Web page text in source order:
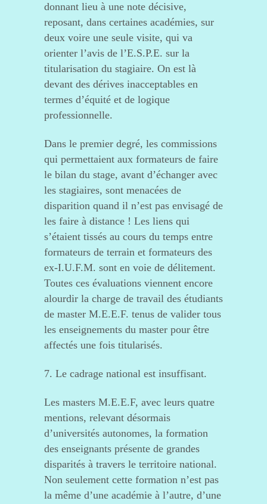
donnant lieu à une note décisive,
reposant, dans certaines académies, sur
deux voire une seule visite, qui va
orienter l’avis de l’E.S.P.E. sur la
titularisation du stagiaire. On est là
devant des dérives inacceptables en
termes d’équité et de logique
professionnelle.
Dans le premier degré, les commissions
qui permettaient aux formateurs de faire
le bilan du stage, avant d’échanger avec
les stagiaires, sont menacées de
disparition quand il n’est pas envisagé de
les faire à distance ! Les liens qui
s’étaient tissés au cours du temps entre
formateurs de terrain et formateurs des
ex-I.U.F.M. sont en voie de délitement.
Toutes ces évaluations viennent encore
alourdir la charge de travail des étudiants
de master M.E.E.F. tenus de valider tous
les enseignements du master pour être
affectés une fois titularisés.
7. Le cadrage national est insuffisant.
Les masters M.E.E.F, avec leurs quatre
mentions, relevant désormais
d’universités autonomes, la formation
des enseignants présente de grandes
disparités à travers le territoire national.
Non seulement cette formation n’est pas
la même d’une académie à l’autre, d’une